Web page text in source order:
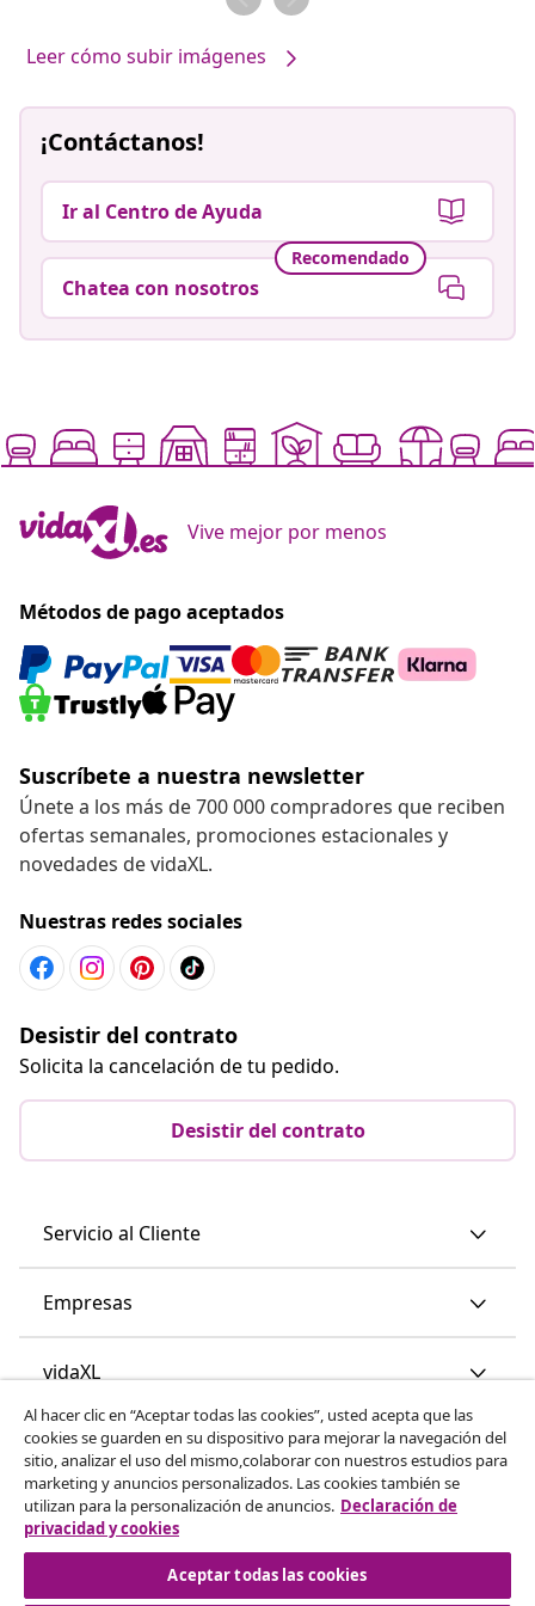
Leer cómo subir imágenes
¡Contáctanos!
Ir al Centro de Ayuda
Recomendado
Chatea con nosotros
Vive mejor por menos
Métodos de pago aceptados
Suscríbete a nuestra newsletter
Únete a los más de 700 000 compradores que reciben
ofertas semanales, promociones estacionales y
novedades de vidaXL.
Nuestras redes sociales
Desistir del contrato
Solicita la cancelación de tu pedido.
Desistir del contrato
Servicio al Cliente
Empresas
vidaXL
Descubre mas
Al hacer clic en “Aceptar todas las cookies”, usted acepta que las
cookies se guarden en su dispositivo para mejorar la navegación del
sitio, analizar el uso del mismo,colaborar con nuestros estudios para
marketing y anuncios personalizados. Las cookies también se
utilizan para la personalización de anuncios. Declaración de
privacidad y cookies
Aceptar todas las cookies